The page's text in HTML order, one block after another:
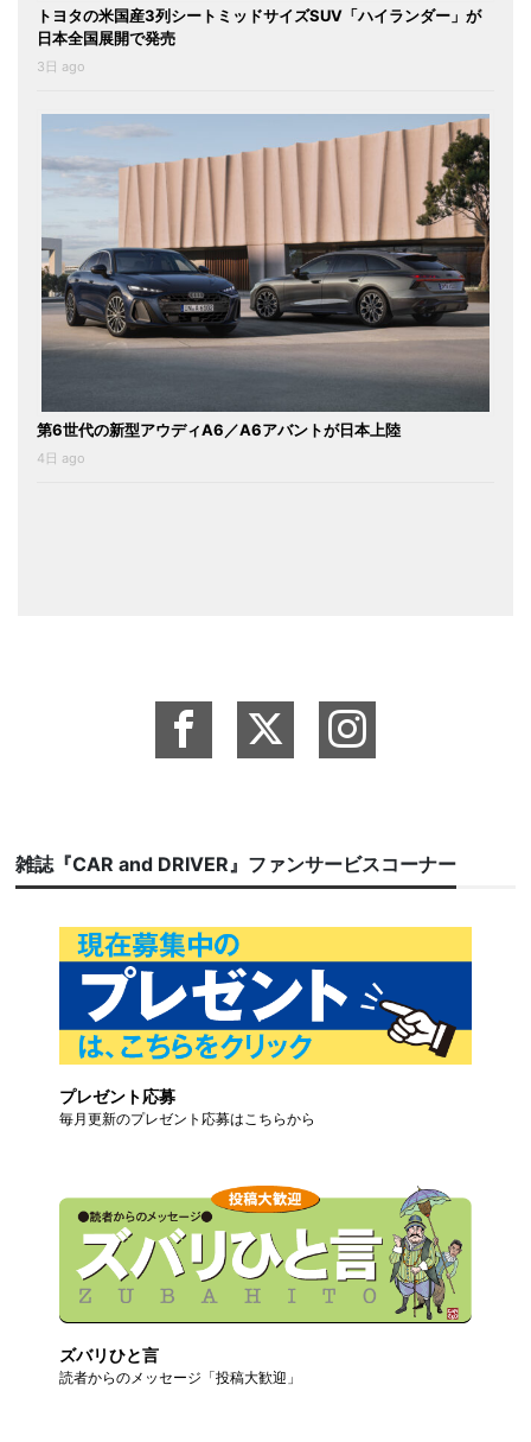
トヨタの米国産3列シートミッドサイズSUV「ハイランダー」が
日本全国展開で発売
3日 ago
第6世代の新型アウディA6／A6アバントが日本上陸
4日 ago
雑誌『CAR and DRIVER』ファンサービスコーナー
プレゼント応募
毎月更新のプレゼント応募はこちらから
ズバリひと言
読者からのメッセージ「投稿大歓迎」